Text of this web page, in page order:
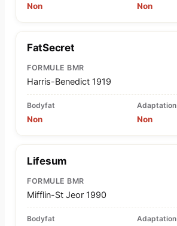
Non Non
FatSecret
FORMULE BMR
Harris-Benedict 1919
Bodyfat
Non
Adaptation
Non
Lifesum
FORMULE BMR
Mifflin-St Jeor 1990
Bodyfat Adaptation